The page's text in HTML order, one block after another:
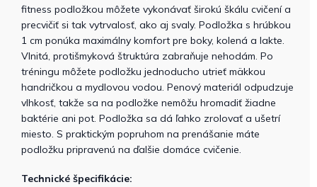
fitness podložkou môžete vykonávať širokú škálu cvičení a
precvičiť si tak vytrvalosť, ako aj svaly. Podložka s hrúbkou
1 cm ponúka maximálny komfort pre boky, kolená a lakte.
Vlnitá, protišmyková štruktúra zabraňuje nehodám. Po
tréningu môžete podložku jednoducho utrieť mäkkou
handričkou a mydlovou vodou. Penový materiál odpudzuje
vlhkosť, takže sa na podložke nemôžu hromadiť žiadne
baktérie ani pot. Podložka sa dá ľahko zrolovať a ušetrí
miesto. S praktickým popruhom na prenášanie máte
podložku pripravenú na ďalšie domáce cvičenie.
Technické špecifikácie: